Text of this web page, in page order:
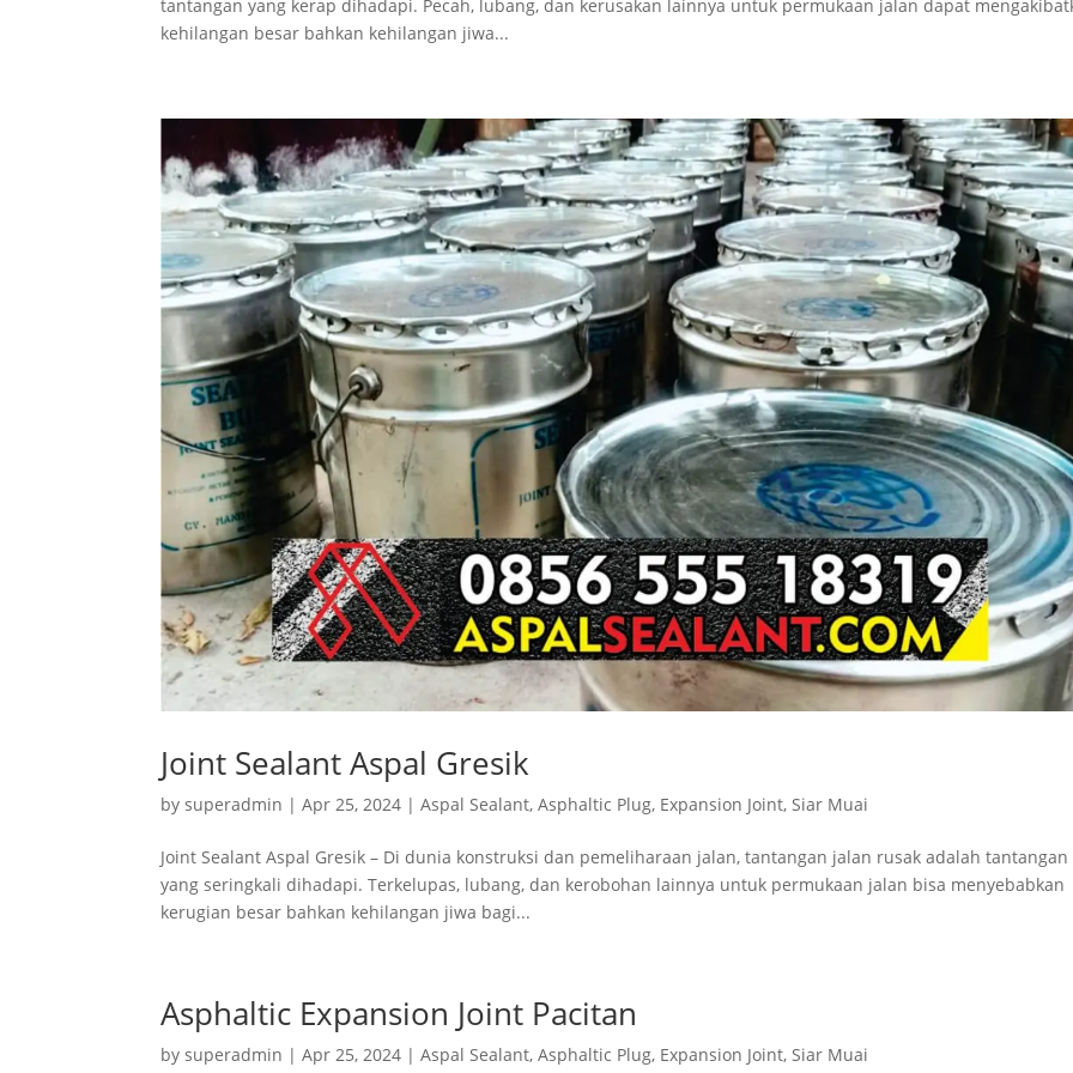
tantangan yang kerap dihadapi. Pecah, lubang, dan kerusakan lainnya untuk permukaan jalan dapat
kehilangan besar bahkan kehilangan jiwa...
Joint Sealant Aspal Gresik
bysuperadmin |Apr 25, 2024 |Aspal Sealant,Asphaltic Plug, Expansion Joint,Siar Muai
Joint Sealant Aspal Gresik – Di dunia konstruksi dan pemeliharaan jalan, tantangan jalan rusak adalah tantangan
yang seringkali dihadapi. Terkelupas, lubang, dan kerobohan lainnya untuk permukaan jalan bisa menyebabkan
kerugian besar bahkan kehilangan jiwa bagi...
Asphaltic Expansion Joint Pacitan
bysuperadmin |Apr 25, 2024 |Aspal Sealant,Asphaltic Plug, Expansion Joint,Siar Muai